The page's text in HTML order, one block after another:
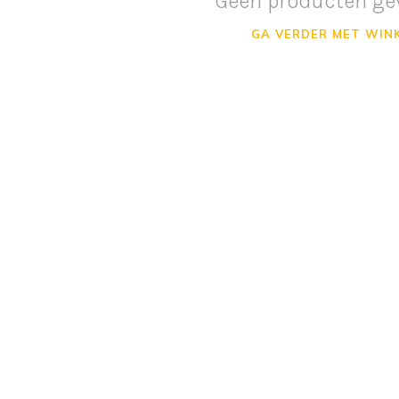
GA VERDER MET